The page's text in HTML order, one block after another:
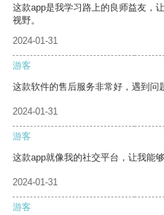
这款app是我学习路上的良师益友，
视野。
2024-01-31
游客
这款软件的售后服务非常好，遇到问
2024-01-31
游客
这款app就像我的社交平台，让我能
2024-01-31
游客